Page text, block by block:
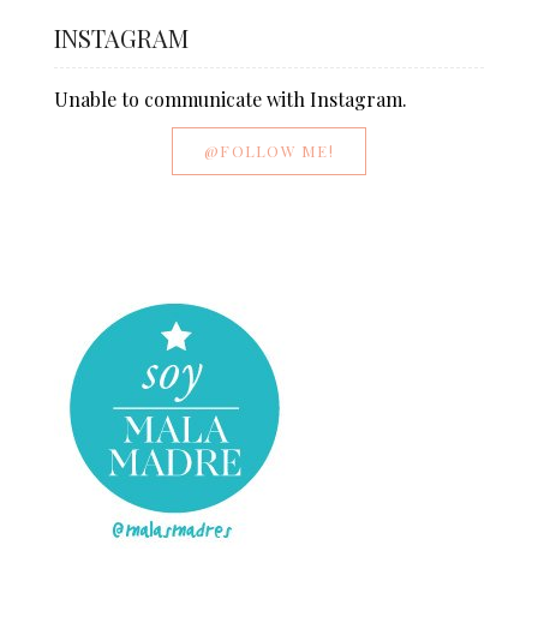
INSTAGRAM
Unable to communicate with Instagram.
@FOLLOW ME!